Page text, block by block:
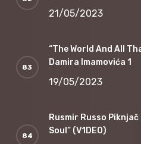
21/05/2023
“The World And All
Damira Imamovića 1
19/05/2023
Rusmir Russo
Soul” (V1DEO)